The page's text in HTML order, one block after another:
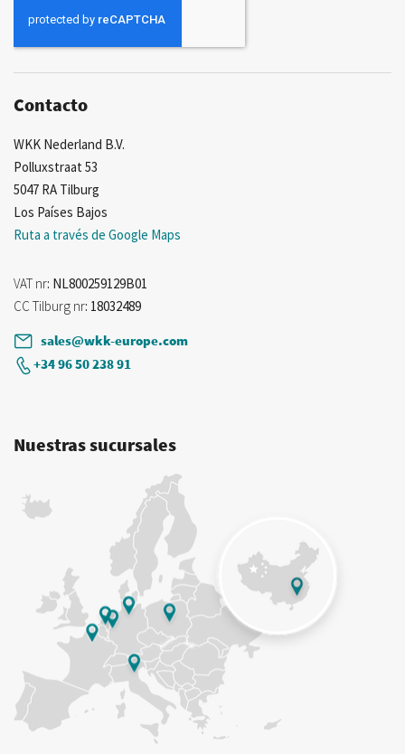
boletín
Contacto
WKK Nederland B.V.
Polluxstraat 53
5047 RA Tilburg
Los Países Bajos
Ruta a través de Google Maps
VAT nr: NL800259129B01
CC Tilburg nr: 18032489
sales@wkk-europe.com
+34 96 50 238 91
Nuestras sucursales